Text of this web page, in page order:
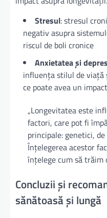
Stresul: stresul
negativ asupra
riscul de boli cronice
Anxietatea și
influența stilul de viață
ce poate avea un
„Longevitatea este
factori, care pot fi
principale: genetici,
Înțelegerea acestor
înțelege cum să trăim
Concluzii și
sănătoasă și lungă